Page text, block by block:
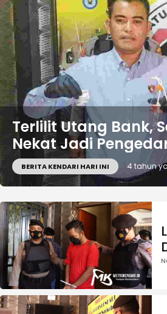
Terlilit Utang Bank,
Nekat Jadi
BERITA KENDARI HARI INI 4 tahun